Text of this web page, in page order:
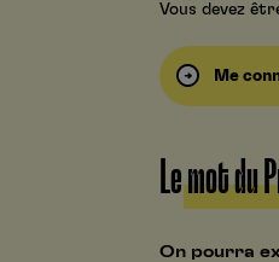
Vous devez
Me
Le mot du
On pourra